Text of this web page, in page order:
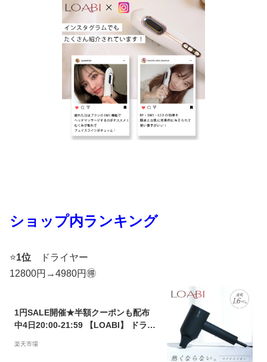
ショップ内ランキング
⭐️1位
ドライヤー
12800円→4980円🉐
1円SALE開催★半額クーポンも配布
中4日20:00-21:59 【LOABI】 ドライ
マイナスイオン イオンドライヤー 大
楽天市場